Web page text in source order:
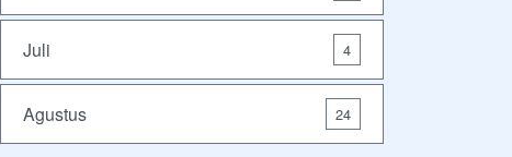
Juli 4
Agustus 24